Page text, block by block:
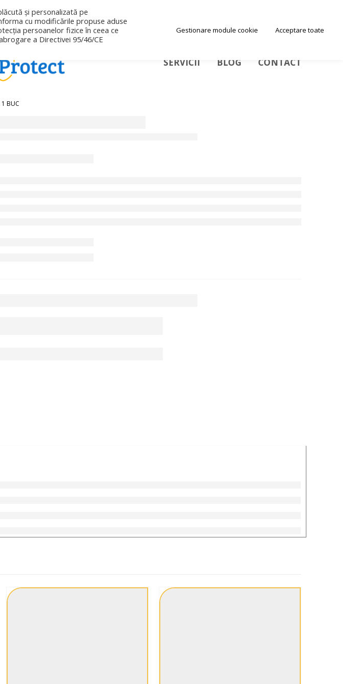
SERVICII BLOG CONTACT
1 BUC
și personalizată pe
cu modificările propuse aduse
persoanelor fizice în ceea ce
a Directivei 95/46/CE
Gestionare module cookie Acceptare toate